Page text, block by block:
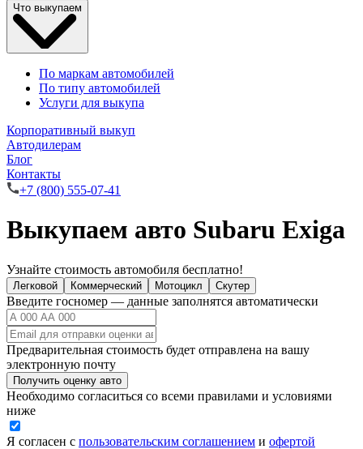
Что выкупаем
По маркам автомобилей
По типу автомобилей
Услуги для выкупа
Корпоративный выкуп
Автодилерам
Блог
Контакты
+7 (800) 555-07-41
Выкупаем авто Subaru Exiga
Узнайте стоимость автомобиля бесплатно!
Легковой Коммерческий Мотоцикл Скутер
Введите госномер — данные заполнятся автоматически
Предварительная стоимость будет отправлена на вашу
электронную почту
Получить оценку авто
Необходимо согласиться со всеми правилами и условиями
ниже
Я согласен с пользовательским соглашением и офертой